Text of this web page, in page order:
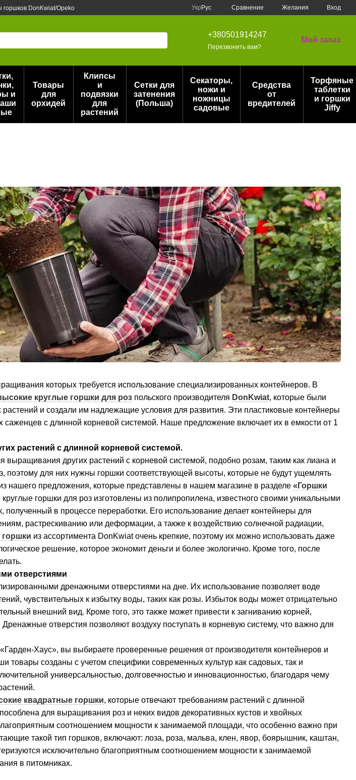
горшков DonKwiat/Opeko
Укр Рус Сравнение Желания Вход
+380501914247
Перезвонить вам?
Мой заказ
и
Товары
для
орхидей
Клипсы
и
подвязки
для
растений
Сетки для
затенения
(Польша)
Секаторы,
ножи и
ножницы
садовые
Средства
от
вредителей
Торфяные
таблетки
и горшки
Jiffy
которых требуется использование специализированных контейнеров. В
круглые горшки для роз польского производителя DonKwiat, которые были
и создали им надлежащие условия для развития. Эти пластиковые контейнеры
с длинной корневой системой. Наше предложение включает их в емкости от 1
растений с длинной корневой системой.
выращивания других растений с корневой системой, подобно розам, таким как лиана и
поэтому для них нужны горшки соответствующей высоты, которые не будут ущемлять
нашего предложения, которые представлены в нашем магазине в разделе «Горшки
круглые горшки для роз изготовлены из полипропилена, известного своими уникальными
полученный в процессе переработки. Его использование делает контейнеры для
растрескиванию или деформации, а также к воздействию солнечной радиации,
из ассортимента DonKwiat очень крепкие, поэтому их можно использовать даже
решение, которое экономит деньги и более экологично. Кроме того, после
отверстиями
дренажными отверстиями на дне. Их использование позволяет воде
чувствительных к избытку воды, таких как розы. Избыток воды может отрицательно
внешний вид. Кроме того, это также может привести к загниванию корней,
отверстия позволяют воздуху поступать в корневую систему, что важно для
Хаус», вы выбираете проверенные решения от производителя контейнеров и
товары созданы с учетом специфики современных культур как садовых, так и
универсальностью, долговечностью и инновационностью, благодаря чему
квадратные горшки, которые отвечают требованиям растений с длинной
для выращивания роз и неких видов декоративных кустов и хвойных
соотношением мощности к занимаемой площади, что особенно важно при
такой тип горшков, включают: лоза, роза, мальва, клен, явор, боярышник, каштан,
исключительно благоприятным соотношением мощности к занимаемой
в питомниках.